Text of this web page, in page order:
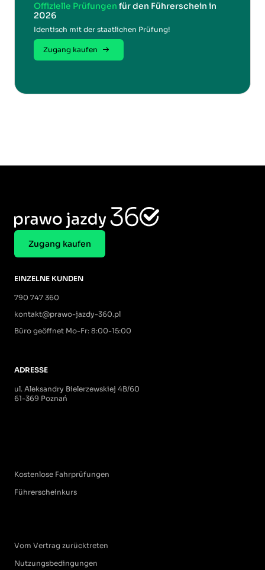
Offizielle Prüfungen für den Führerschein in
2026
Identisch mit der staatlichen Prüfung!
Zugang kaufen
Zugang kaufen
EINZELNE KUNDEN
790 747 360
kontakt@prawo-jazdy-360.pl
Büro geöffnet Mo-Fr: 8:00-15:00
ADRESSE
ul. Aleksandry Bielerzewskiej 4B/60
61-369 Poznań
Kostenlose Fahrprüfungen
Führerscheinkurs
Vom Vertrag zurücktreten
Nutzungsbedingungen